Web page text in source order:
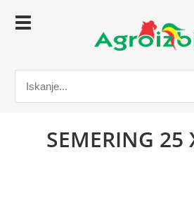
SEMERING 25